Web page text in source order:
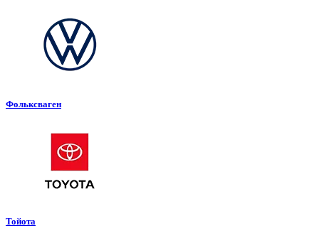
Фольксваген
Тойота